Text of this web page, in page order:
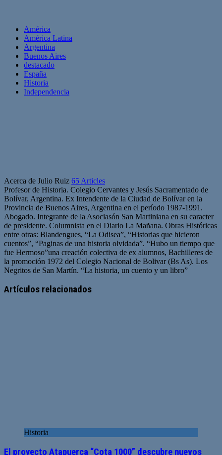
América
América Latina
Argentina
Buenos Aires
destacado
España
Historia
Independencia
Acerca de Julio Ruiz 65 Articles
Profesor de Historia. Colegio Cervantes y Jesús Sacramentado de
Bolívar, Argentina. Ex Intendente de la Ciudad de Bolívar en la
Provincia de Buenos Aires, Argentina en el período 1987-1991.
Abogado. Integrante de la Asociasón San Martiniana en su caracter
de presidente. Columnista en el Diario La Mañana. Obras Históricas
entre otras: Blandengues, “La Odisea”, “Historias que hicieron
cuentos”, “Paginas de una historia olvidada”. “Hubo un tiempo que
fue Hermoso”una creación colectiva de ex alumnos, Bachilleres de
la promoción 1972 del Colegio Nacional de Bolivar (Bs As). Los
Negritos de San Martín. “La historia, un cuento y un libro”
Artículos relacionados
Historia
El proyecto Atapuerca “Cota 1000” descubre nuevos